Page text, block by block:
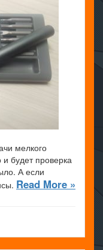
мелкого
будет проверка
А если
Read More »